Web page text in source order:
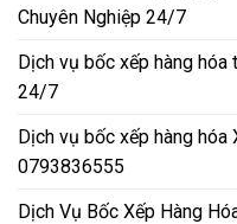
Chuyên Nghiệp 24/7
Dịch vụ bốc xếp hàng hóa
24/7
Dịch vụ bốc xếp hàng
0793836555
Dịch Vụ Bốc Xếp Hàng